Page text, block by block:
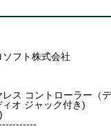
フト株式会社
ス コントローラー（
オ ジャック付き)